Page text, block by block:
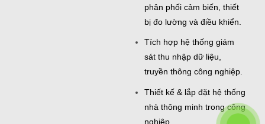
phân phối cảm biến, thiết
bị đo lường và điều khiển.
Tích hợp hệ thống giám
sát thu nhập dữ liệu,
truyền thông công nghiệp.
Thiết kế & lắp đặt hệ thống
nhà thông minh trong công
nghiệp.